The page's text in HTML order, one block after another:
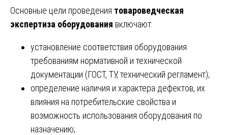
Основные цели проведения товароведческая
экспертиза оборудования включают:
установление соответствия оборудования
требованиям нормативной и технической
документации (ГОСТ, ТУ, технический регламент);
определение наличия и характера дефектов, их
влияния на потребительские свойства и
возможность использования оборудования по
назначению;